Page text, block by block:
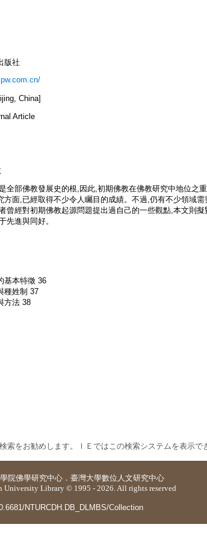
版社
China]
Article
全部佛教發展史的根,因此,初期佛教在佛教研究中地位之
方面,已經取得不少令人矚目的成績。不過,仍有不少領域
曾經對初期佛教起源問題提出過自己的一些觀點,本文則
先進與同好。
基本特徵 36
種姓制 37
方法 38
索をお勧めします。ＩＥではこの検索システムを表示で
院佛學研究中心 ． 臺灣大學數位人文研究中心
University Library © 1995 - 2026. All rights reserved
NTURCDH.DB_DLMBS/Collection